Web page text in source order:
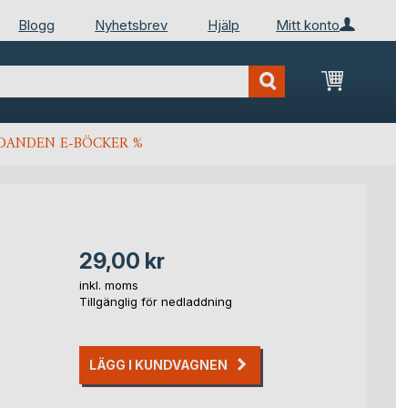
Mitt konto
Blogg Nyhetsbrev Hjälp
Min
E-BÖCKER %
29,00 kr
inkl. moms
Tillgänglig för nedladdning
LÄGG I KUNDVAGNEN